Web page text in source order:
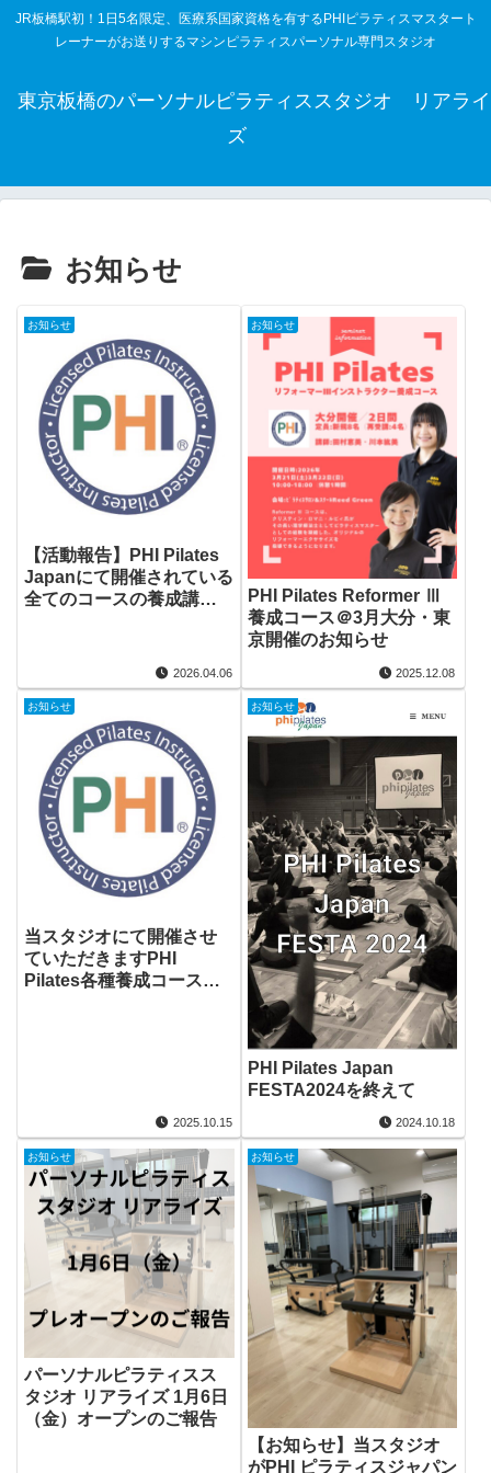
JR板橋駅初！1日5名限定、医療系国家資格を有するPHIピラティスマスタート
レーナーがお送りするマシンピラティスパーソナル専門スタジオ
東京板橋のパーソナルピラティススタジオ リアライ
ズ
お知らせ
お知らせ
【活動報告】PHI Pilates
Japanにて開催されている
全てのコースの養成講師
2026.04.06
お知らせ
PHI Pilates Reformer Ⅲ
養成コース＠3月大分・東
京開催のお知らせ
2025.12.08
お知らせ
当スタジオにて開催させ
ていただきますPHI
Pilates各種養成コース
2025.10.15
お知らせ
PHI Pilates Japan
FESTA2024を終えて
2024.10.18
お知らせ
パーソナルピラティスス
タジオ リアライズ 1月6日
（金）オープンのご報告
お知らせ
【お知らせ】当スタジオ
がPHI ピラティスジャパン